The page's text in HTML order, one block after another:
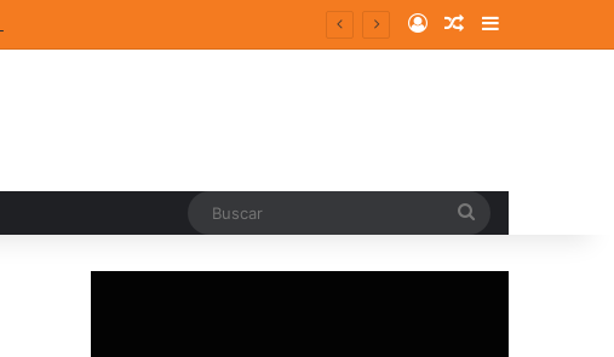
Log InRandom Article
Sidebar